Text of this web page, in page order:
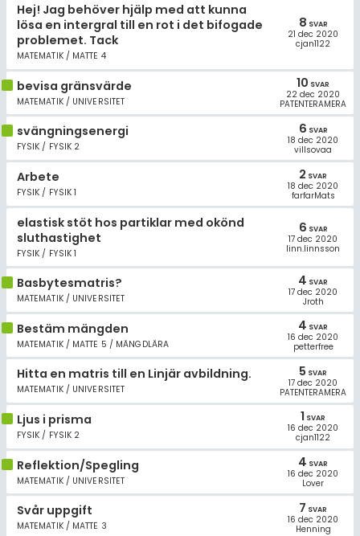
Hej! Jag behöver hjälp med att kunna
lösa en intergral till en rot i det bifogade
problemet. Tack
MATEMATIK / MATTE 4
8 SVAR
21 dec 2020
cjan1122
bevisa gränsvärde
MATEMATIK / UNIVERSITET
10 SVAR
22 dec 2020
PATENTERAMERA
svängningsenergi
FYSIK / FYSIK 2
6 SVAR
18 dec 2020
villsovaa
Arbete
FYSIK / FYSIK 1
2 SVAR
18 dec 2020
farfarMats
elastisk stöt hos partiklar med okönd
sluthastighet
FYSIK / FYSIK 1
6 SVAR
17 dec 2020
linn.linnsson
Basbytesmatris?
MATEMATIK / UNIVERSITET
4 SVAR
17 dec 2020
Jroth
Bestäm mängden
MATEMATIK / MATTE 5 / MÄNGDLÄRA
4 SVAR
16 dec 2020
petterfree
Hitta en matris till en Linjär avbildning.
MATEMATIK / UNIVERSITET
5 SVAR
17 dec 2020
PATENTERAMERA
Ljus i prisma
FYSIK / FYSIK 2
1 SVAR
16 dec 2020
cjan1122
Reflektion/Spegling
MATEMATIK / UNIVERSITET
4 SVAR
16 dec 2020
Lover
Svår uppgift
MATEMATIK / MATTE 3
7 SVAR
16 dec 2020
Henning